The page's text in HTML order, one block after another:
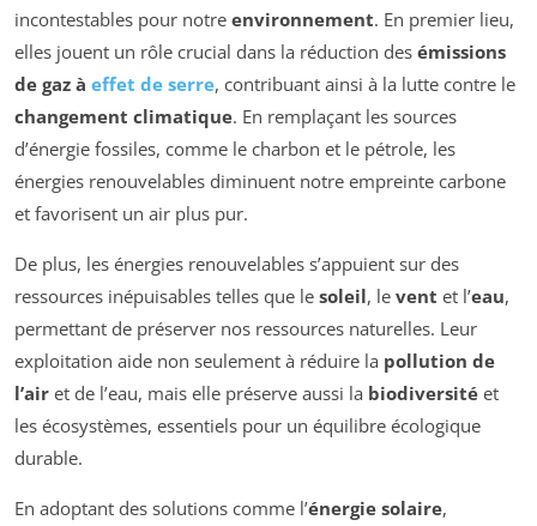
incontestables pour notre environnement. En premier lieu,
elles jouent un rôle crucial dans la réduction des émissions
de gaz à effet de serre, contribuant ainsi à la lutte contre le
changement climatique. En remplaçant les sources
d’énergie fossiles, comme le charbon et le pétrole, les
énergies renouvelables diminuent notre empreinte carbone
et favorisent un air plus pur.
De plus, les énergies renouvelables s’appuient sur des
ressources inépuisables telles que le soleil, le vent et l’eau,
permettant de préserver nos ressources naturelles. Leur
exploitation aide non seulement à réduire la pollution de
l’air et de l’eau, mais elle préserve aussi la biodiversité et
les écosystèmes, essentiels pour un équilibre écologique
durable.
En adoptant des solutions comme l’énergie solaire,